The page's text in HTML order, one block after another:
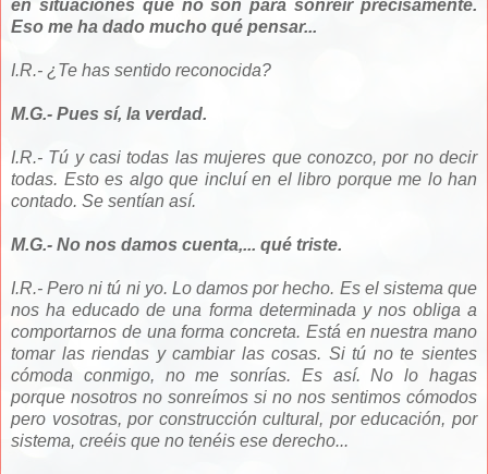
en situaciones que no son para sonreír precisamente.
Eso me ha dado mucho qué pensar...
I.R.- ¿Te has sentido reconocida?
M.G.- Pues sí, la verdad.
I.R.- Tú y casi todas las mujeres que conozco, por no decir
todas. Esto es algo que incluí en el libro porque me lo han
contado. Se sentían así.
M.G.- No nos damos cuenta,... qué triste.
I.R.- Pero ni tú ni yo. Lo damos por hecho. Es el sistema que
nos ha educado de una forma determinada y nos obliga a
comportarnos de una forma concreta. Está en nuestra mano
tomar las riendas y cambiar las cosas. Si tú no te sientes
cómoda conmigo, no me sonrías. Es así. No lo hagas
porque nosotros no sonreímos si no nos sentimos cómodos
pero vosotras, por construcción cultural, por educación, por
sistema, creéis que no tenéis ese derecho...